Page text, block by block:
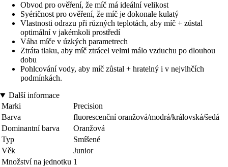
Obvod pro ověření, že míč má ideální velikost
Syéričnost pro ověření, že míč je dokonale kulatý
Vlastnosti odrazu při různých teplotách, aby míč + zůstal
optimální v jakémkoli prostředí
Váha míče v úzkých parametrech
Ztráta tlaku, aby míč ztrácel velmi málo vzduchu po dlouhou
dobu
Pohlcování vody, aby míč zůstal + hratelný i v nejvlhčích
podmínkách.
Další informace
Marki
Precision
Barva
fluorescenční oranžová/modrá/královská/šedá
Dominantní barva
Oranžová
Typ
Smíšené
Věk
Junior
Množství na jednotku 1